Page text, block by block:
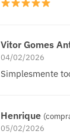
Vitor Gomes
04/02/2026
Simplesmente
Henrique
05/02/2026